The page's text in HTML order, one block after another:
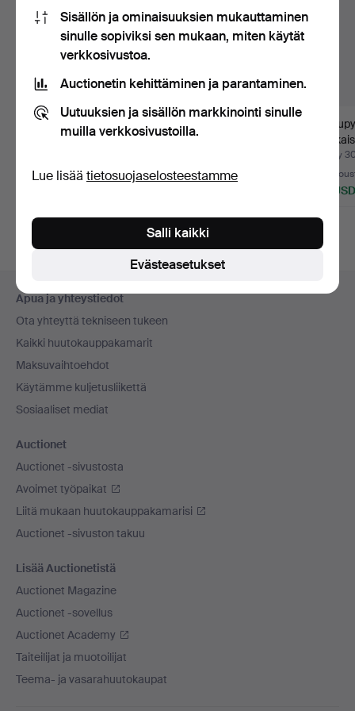
MAASTOPYÖRÄ, Giant
ATR 680, 26".
8 tarjousta
VOLKSWAGEN
1500 LIM 113,
12 tarjousta
esine
Myyty
3
43 USD
Alatunnistenavigaatio
Apua ja yhteystiedot
Ota yhteyttä tekniseen tukeen
Kaikki huutokauppakamarit
Maksuvaihtoehdot
Käytämme kuljetusliikettä
Sosiaaliset mediat
Auctionet
Auctionet -sivustosta
Avoimet työpaikat
Liitä mukaan huutokauppakamarisi
Auctionet -sivuston takuu
Lisää Auctionetistä
Auctionet Magazine
Auctionet -sovellus
Auctionet Academy
Taiteilijat ja muotoilijat
Teema- ja vasarahuutokaupat
Sisällön ja ominaisuuksien mukauttaminen
sinulle sopiviksi sen mukaan, miten käytät
verkkosivustoa.
Auctionetin kehittäminen ja parantaminen.
Uutuuksien ja sisällön markkinointi sinulle
muilla verkkosivustoilla.
Lue lisää tietosuojaselosteestamme
Evästeasetukset
Salli kaikki